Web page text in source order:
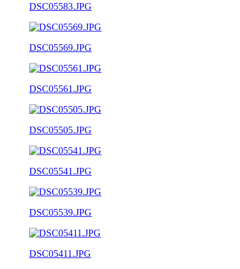
DSC05583.JPG
DSC05569.JPG
DSC05561.JPG
DSC05505.JPG
DSC05541.JPG
DSC05539.JPG
DSC05411.JPG